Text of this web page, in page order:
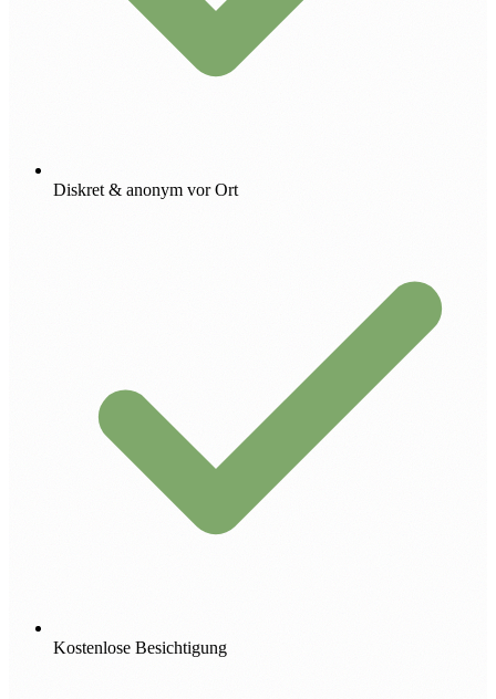
Diskret & anonym vor Ort
Kostenlose Besichtigung